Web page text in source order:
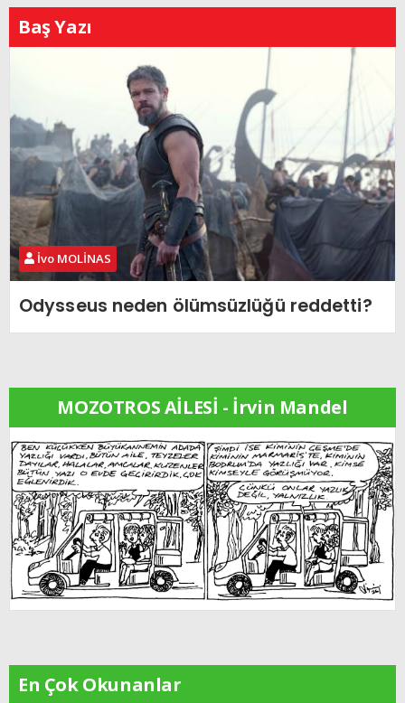
Baş Yazı
İvo MOLİNAS
Odysseus neden ölümsüzlüğü reddetti?
MOZOTROS AİLESİ - İrvin Mandel
En Çok Okunanlar